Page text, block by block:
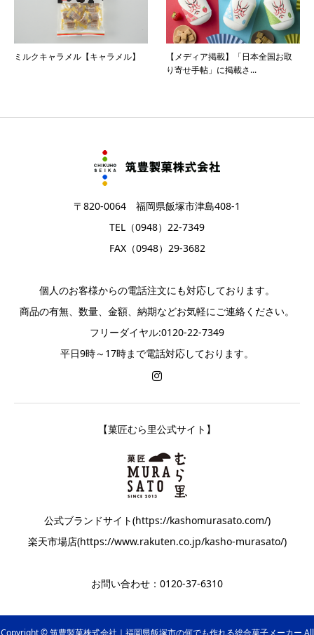
ミルクキャラメル【キャラメル】
【メディア掲載】「日本全国お取
り寄せ手帖」に掲載さ...
〒820-0064 福岡県飯塚市津島408-1
TEL（0948）22-7349
FAX（0948）29-3682
個人のお客様からの電話注文にも対応しております。
商品の有無、数量、金額、納期などお気軽にご連絡ください。
フリーダイヤル:0120-22-7349
平日9時～17時まで電話対応しております。
【菓匠むら里公式サイト】
公式ブランドサイト(https://kashomurasato.com/)
楽天市場店(https://www.rakuten.co.jp/kasho-murasato/)
お問い合わせ：0120-37-6310
Copyright © 筑豊製菓株式会社｜福岡県飯塚市の何でも作れる総合菓子メーカー All